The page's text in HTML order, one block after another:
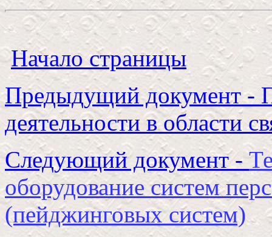
Начало страницы
Предыдущий документ -
деятельности в области
Следующий документ -
оборудование систем
(пейджинговых систем)